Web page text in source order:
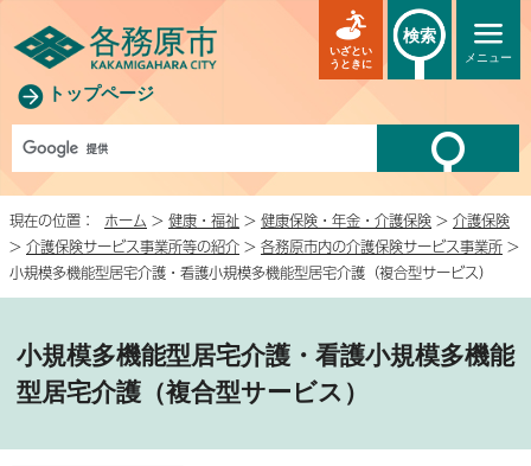
トップページ
メニュー
いざとい
うときに
検索
現在の位置： ホーム > 健康・福祉 > 健康保険・年金・介護保険 > 介護保険
> 介護保険サービス事業所等の紹介 > 各務原市内の介護保険サービス事業所 >
小規模多機能型居宅介護・看護小規模多機能型居宅介護（複合型サービス）
小規模多機能型居宅介護・看護小規模多機能
型居宅介護（複合型サービス）